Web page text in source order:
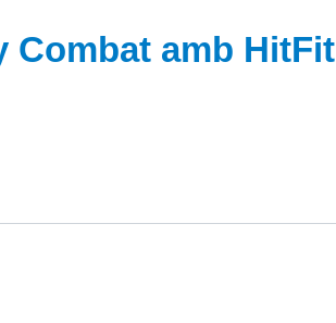
Combat amb HitFit